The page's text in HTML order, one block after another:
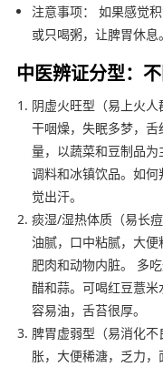
注意事项： 如果感觉
或只喝粥，让脾胃休息。
中医辨证分型：
阴虚火旺型（易上火
干咽燥，失眠多梦，
量，以蔬菜和豆制品
调料和冰镇饮品。如
觉出汗。
痰湿/湿热体质（易长
油腻，口中粘腻，大
肥肉和动物内脏。 多
醋和蒜。可喝红豆薏
容易油，舌苔很厚。
脾胃虚弱型（易消化
胀，大便稀溏，乏力